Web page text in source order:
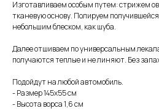
Изготавливаем особым путем: стрижем
тканевую основу. Полируем
небольшим блеском, как шуба.
Далее отшиваем по универсальным
получаются теплые и не линяют. Без
Подойдут на любой автомобиль.
- Размер 145х55 см
- Высота ворса 1,6 см